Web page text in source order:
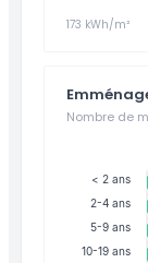
173 kWh/m²
Nombre de
< 2 ans
2-4 ans
5-9 ans
10-19 ans